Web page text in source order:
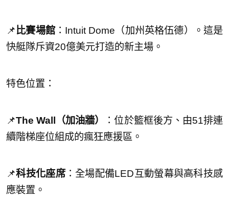
📌比賽場館：Intuit Dome（加州英格伍德）。這是
快艇隊斥資20億美元打造的新主場。
特色位置：
📌The Wall（加油牆）
：位於籃框後方、由51排連
續階梯座位組成的瘋狂應援區。
📌科技化座席：全場配備LED互動螢幕與高科技感
應裝置。